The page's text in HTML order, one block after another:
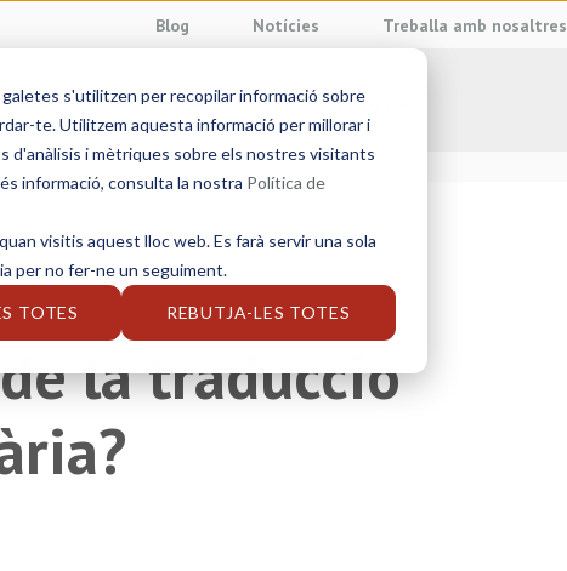
s'utilitzen per recopilar informació sobre
te. Utilitzem aquesta informació per millorar i
d'anàlisis i mètriques sobre els nostres visitants
informació, consulta la nostra Política de
visitis aquest lloc web. Es farà servir una sola
per no fer-ne un seguiment.
TOTES REBUTJA-LES TOTES
Blog Notícies Treballa amb nosaltres
Solucions Sobre nosaltres
la traducció